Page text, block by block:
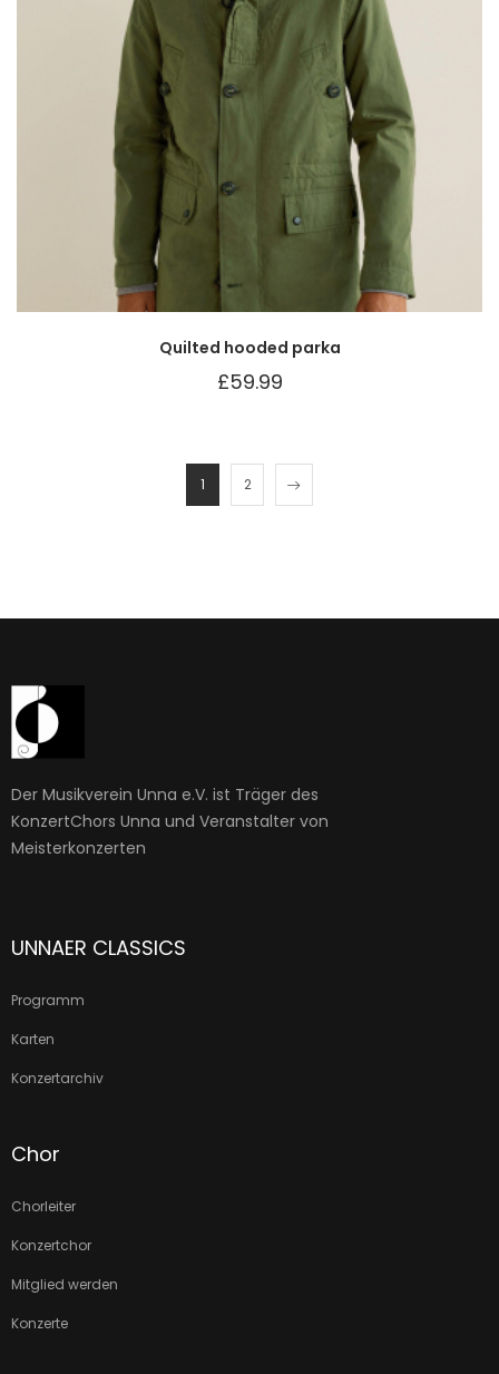
Quilted hooded parka
£59.99
1 2
Der Musikverein Unna e.V. ist Träger des
KonzertChors Unna und Veranstalter von
Meisterkonzerten
UNNAER CLASSICS
Programm
Karten
Konzertarchiv
Chor
Chorleiter
Konzertchor
Mitglied werden
Konzerte